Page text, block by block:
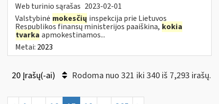
Web turinio sąrašas 2023-02-01
Valstybinė mokesčių inspekcija prie Lietuvos
Respublikos finansų ministerijos paaiškina, kokia
tvarka apmokestinamos...
Metai: 2023
20 Įrašų(-ai) Rodoma nuo 321 iki 340 iš 7,293 irašų.